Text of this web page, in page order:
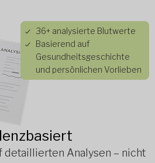
36+ analysierte Blutwerte
Basierend auf
Gesundheitsgeschichte
und persönlichen Vorlieben
detaillierten Analysen – nicht